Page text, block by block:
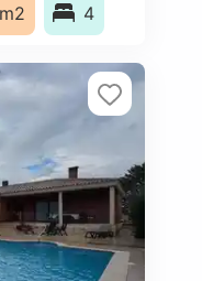
4